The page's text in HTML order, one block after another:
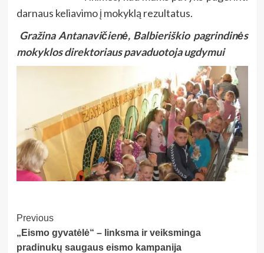
darnaus keliavimo į mokyklą rezultatus.
Gražina Antanavičienė, Balbieriškio pagrindinės
mokyklos direktoriaus pavaduotoja ugdymui
Post
Navigation
Previous
„Eismo gyvatėlė“ – linksma ir veiksminga
pradinukų saugaus eismo kampanija